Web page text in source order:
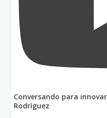
Conversando para
Rodríguez